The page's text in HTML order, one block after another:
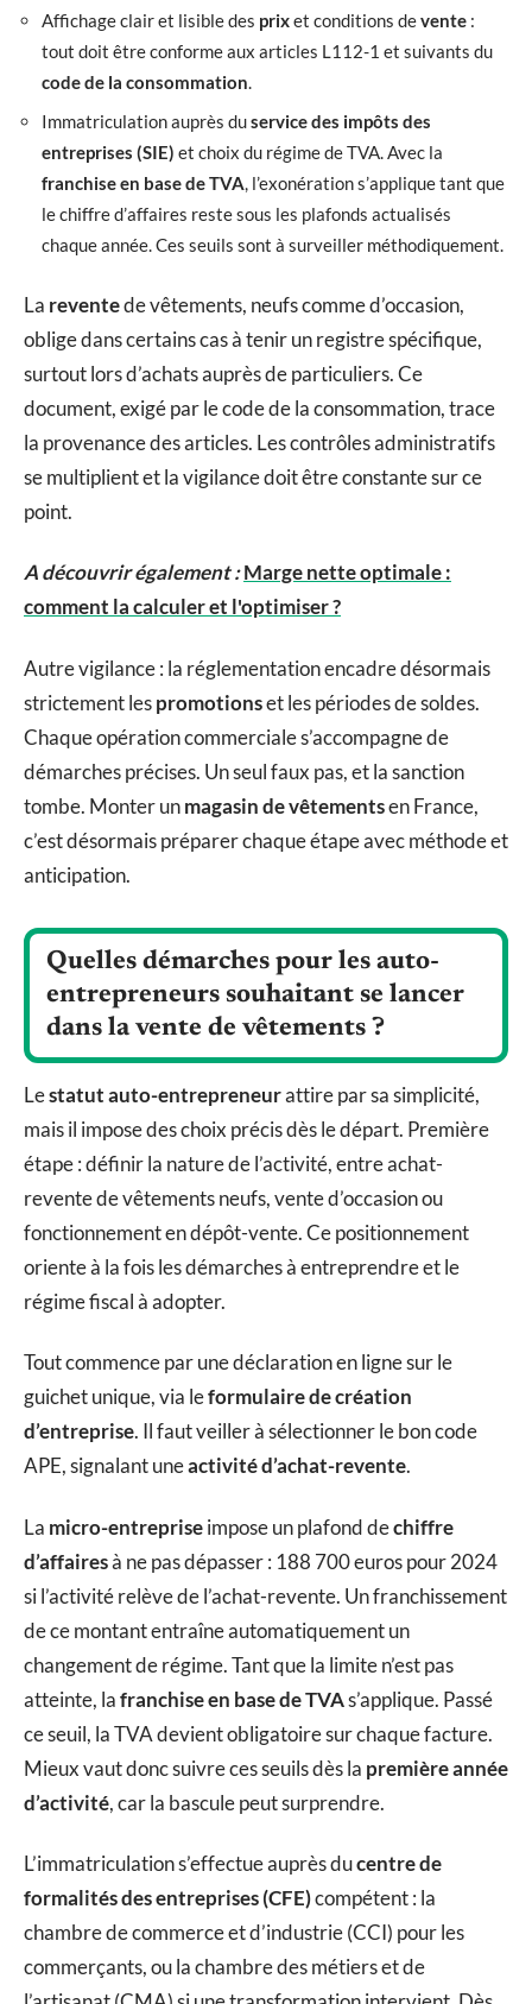
Affichage clair et lisible des prixet conditions devente :
tout doit être conforme aux articles L112-1 et suivants du
code de la consommation.
Immatriculation auprès duservice des impôts des
entreprises (SIE) et choix du régime de TVA. Avec la
franchise en base de TVA, l’exonération s’applique tant que
le chiffre d’affaires reste sous les plafonds actualisés
chaque année. Ces seuils sont à surveiller méthodiquement.
La reventede vêtements, neufs comme d’occasion,
oblige dans certains cas à tenir un registre spécifique,
surtout lors d’achats auprès de particuliers. Ce
document, exigé par le code de la consommation, trace
la provenance des articles. Les contrôles administratifs
se multiplient et la vigilance doit être constante sur ce
point.
A découvrir également :Marge nette optimale :
comment la calculer et l'optimiser ?
Autre vigilance : la réglementation encadre désormais
strictement lespromotionset les périodes de soldes.
Chaque opération commerciale s’accompagne de
démarches précises. Un seul faux pas, et la sanction
tombe. Monter unmagasin de vêtementsen France,
c’est désormais préparer chaque étape avec méthode et
anticipation.
Quelles démarches pour les auto-
entrepreneurs souhaitant se lancer
dans la vente de vêtements ?
Lestatut auto-entrepreneurattire par sa simplicité,
mais il impose des choix précis dès le départ. Première
étape : définir la nature de l’activité, entre achat-
revente de vêtements neufs, vente d’occasion ou
fonctionnement en dépôt-vente. Ce positionnement
oriente à la fois les démarches à entreprendre et le
régime fiscal à adopter.
Tout commence par une déclaration en ligne sur le
guichet unique, via leformulaire de création
d’entreprise. Il faut veiller à sélectionner le bon code
APE, signalant uneactivité d’achat-revente.
La micro-entrepriseimpose un plafond dechiffre
d’affairesà ne pas dépasser : 188 700 euros pour 2024
si l’activité relève de l’achat-revente. Un franchissement
de ce montant entraîne automatiquement un
changement de régime. Tant que la limite n’est pas
atteinte, lafranchise en base de TVAs’applique. Passé
ce seuil, la TVA devient obligatoire sur chaque facture.
Mieux vaut donc suivre ces seuils dès la première année
d’activité, car la bascule peut surprendre.
L’immatriculation s’effectue auprès ducentre de
formalités des entreprises (CFE)compétent : la
chambre de commerce et d’industrie (CCI) pour les
commerçants, ou la chambre des métiers et de